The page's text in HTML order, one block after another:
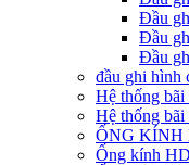
Đầu
Đầu
Đầu
đầu ghi hình
Hệ thống
Hệ thống
ỐNG KÍNH
Ống kính